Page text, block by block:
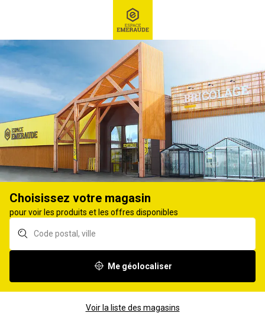
Ex : Robot tondeuse, ...
Gazon, semence et bulbe
GRAINES PLANTES ET FLEURS
produits Affiner
Alysse corbeille
argent GONDIAN Série
B
Alysse corbeille or
GONDIAN Série C
Choisissez votre magasin
pour voir les produits et les offres disponibles
Me géolocaliser
Voir la liste des magasins